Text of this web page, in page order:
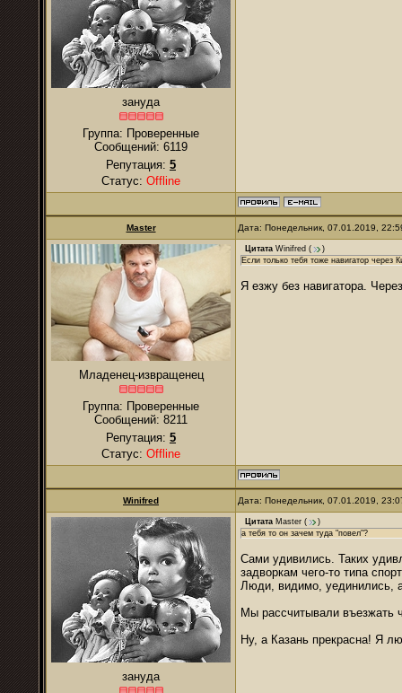
зануда
Группа: Проверенные
Сообщений: 6119
Репутация: 5
Статус: Offline
Master Дата: Понедельник, 07.01.2019,
Младенец-извращенец
Группа: Проверенные
Сообщений: 8211
Репутация: 5
Статус: Offline
Цитата Winifred (
)
Если только тебя тоже навигатор через
Я езжу без навигатора.
Winifred Дата: Понедельник, 07.01.2019,
зануда
Цитата Master (
)
а тебя то он зачем туда "повел"?
Сами удивились. Таких
задворкам чего-то типа
Люди, видимо, уединились,
Мы рассчитывали въезжать
Ну, а Казань прекрасна! Я